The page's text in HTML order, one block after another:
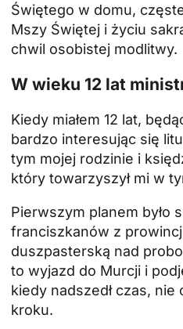
Świętego w domu,
Mszy Świętej i życiu
chwil osobistej modlitwy.
W wieku 12 lat
Kiedy miałem 12 lat,
bardzo interesując się
tym mojej rodzinie i
który towarzyszył mi w
Pierwszym planem było
franciszkanów z
duszpasterską nad
to wyjazd do Murcji i
kiedy nadszedł czas, nie
kroku.